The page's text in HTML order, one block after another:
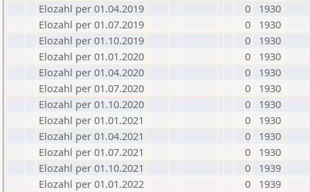
Elozahl per 01.04.2019
0
1930
Elozahl per 01.07.2019
0
1930
Elozahl per 01.10.2019
0
1930
Elozahl per 01.01.2020
0
1930
Elozahl per 01.04.2020
0
1930
Elozahl per 01.07.2020
0
1930
Elozahl per 01.10.2020
0
1930
Elozahl per 01.01.2021
0
1930
Elozahl per 01.04.2021
0
1930
Elozahl per 01.07.2021
0
1930
Elozahl per 01.10.2021
0
1939
Elozahl per 01.01.2022
0
1939